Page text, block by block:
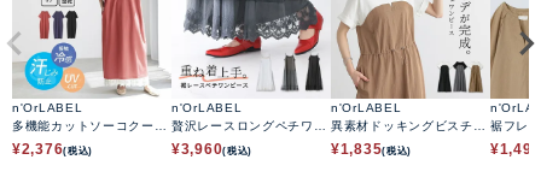
n'OrLABEL
多機能カットソーコクーン
ワンピース
¥2,376(税込)
n'OrLABEL
贅沢レースロングペチワン
ピース
¥3,960(税込)
n'OrLABEL
異素材ドッキングビスチェ
ワンピース
¥1,835(税込)
裾フレ
ース
¥1,493